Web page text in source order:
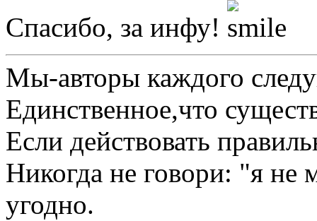
Спасибо, за инфу!
Мы-авторы каждого
Единственное,что
Если действовать
Никогда не говори: "я
угодно.